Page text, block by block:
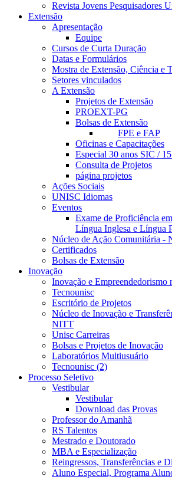
Revista Jovens Pesquisadores
Extensão
Apresentação
Equipe
Cursos de Curta Duração
Datas e Formulários
Mostra de Extensão, Ciência e
Setores vinculados
A Extensão
Projetos de Extensão
PROEXT-PG
Bolsas de Extensão
FPE e FAP
Oficinas e Capacitações
Especial 30 anos SIC /
Consulta de Projetos
página projetos
Ações Sociais
UNISC Idiomas
Eventos
Exame de Proficiência
Língua Inglesa e Língua
Núcleo de Ação Comunitária -
Certificados
Bolsas de Extensão
Inovação
Inovação e Empreendedorismo
Tecnounisc
Escritório de Projetos
Núcleo de Inovação e
NITT
Unisc Carreiras
Bolsas e Projetos de Inovação
Laboratórios Multiusuário
Tecnounisc (2)
Processo Seletivo
Vestibular
Vestibular
Download das Provas
Professor do Amanhã
RS Talentos
Mestrado e Doutorado
MBA e Especialização
Reingressos, Transferências e
Aluno Especial, Programa